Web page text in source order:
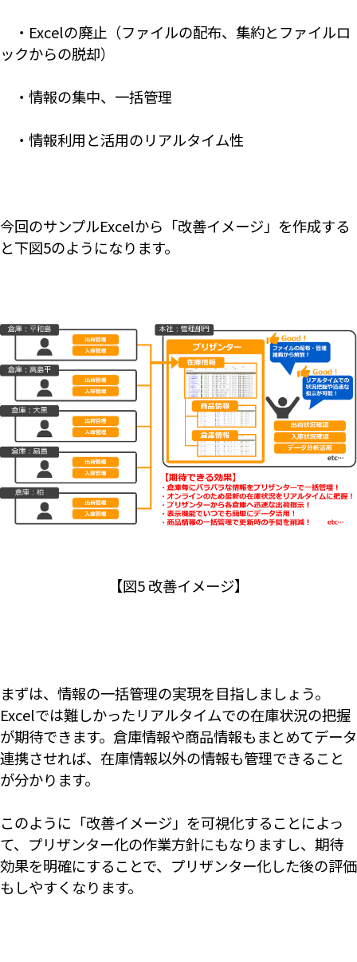
・Excelの廃止（ファイルの配布、集約とファイルロ
ックからの脱却）
・情報の集中、一括管理
・情報利用と活用のリアルタイム性
今回のサンプルExcelから「改善イメージ」を作成する
と下図5のようになります。
【図5 改善イメージ】
まずは、情報の一括管理の実現を目指しましょう。
Excelでは難しかったリアルタイムでの在庫状況の把握
が期待できます。倉庫情報や商品情報もまとめてデータ
連携させれば、在庫情報以外の情報も管理できること
が分かります。
このように「改善イメージ」を可視化することによっ
て、プリザンター化の作業方針にもなりますし、期待
効果を明確にすることで、プリザンター化した後の評価
もしやすくなります。